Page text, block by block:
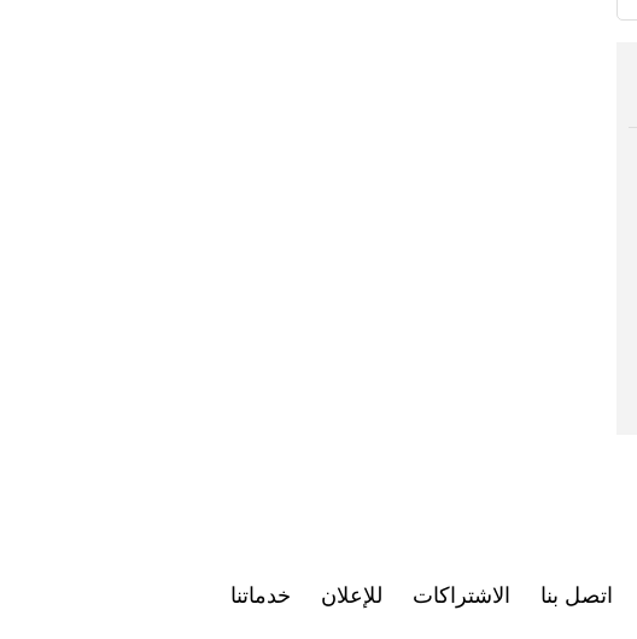
اتصل بنا الاشتراكات للإعلان خدماتنا